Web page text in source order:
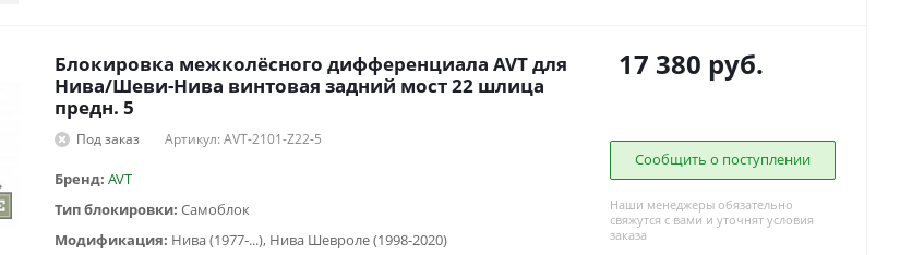
Блокировка межколёcного дифференциала AVT для
Нива/Шеви-Нива винтовая задний мост 22 шлица
предн. 5
Под заказ Артикул: AVT-2101-Z22-5
Бренд: AVT
Тип блокировки: Самоблок
Модификация: Нива (1977-...), Нива Шевроле (1998-2020)
17 380 руб.
Сообщить о поступлении
Наши менеджеры обязательно
свяжутся с вами и уточнят условия
заказа